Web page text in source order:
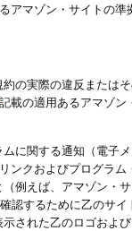
アマゾン・サイトの
の実際の違反または
記載の適用あるアマゾン
に関する通知（電子
ンクおよびプログラ
例えば、アマゾン・
認するために乙のサ
された乙のロゴおよ